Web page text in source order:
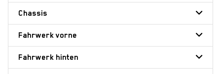
Chassis
Fahrwerk vorne
Fahrwerk hinten